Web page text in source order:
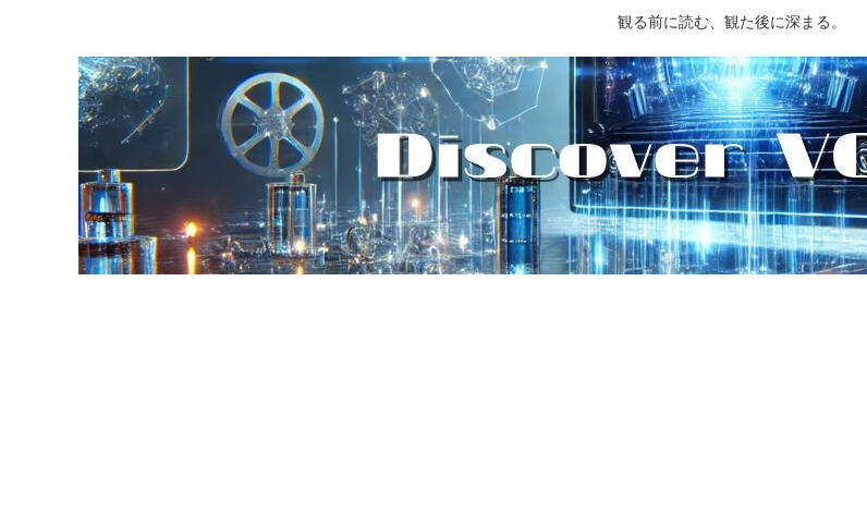
観る前に読む、観た後に深まる。